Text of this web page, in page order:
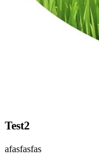
Test2
afasfasfas